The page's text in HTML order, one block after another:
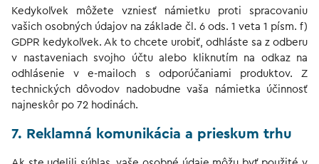
Kedykoľvek môžete vzniesť námietku proti spracovaniu
vašich osobných údajov na základe čl. 6 ods. 1 veta 1 písm. f)
GDPR kedykoľvek. Ak to chcete urobiť, odhláste sa z odberu
v nastaveniach svojho účtu alebo kliknutím na odkaz na
odhlásenie v e-mailoch s odporúčaniami produktov. Z
technických dôvodov nadobudne vaša námietka účinnosť
najneskôr po 72 hodinách.
7. Reklamná komunikácia a prieskum trhu